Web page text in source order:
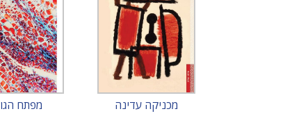
מכניקה עדינה מפתח